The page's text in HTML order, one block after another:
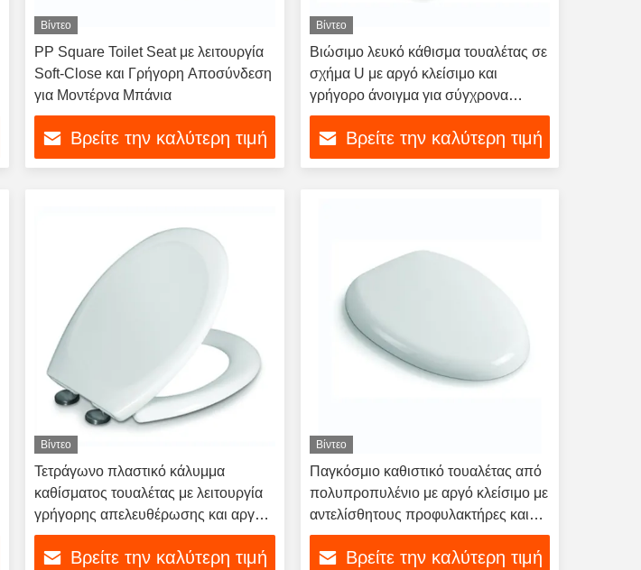
Βίντεο
PP Square Toilet Seat με λειτουργία
Soft-Close και Γρήγορη Αποσύνδεση
για Μοντέρνα Μπάνια
Βρείτε την καλύτερη τιμή
Βίντεο
Βιώσιμο λευκό κάθισμα τουαλέτας σε
σχήμα U με αργό κλείσιμο και
γρήγορο άνοιγμα για σύγχρονα
μπάνια
Βρείτε την καλύτερη τιμή
Βίντεο
Τετράγωνο πλαστικό κάλυμμα
καθίσματος τουαλέτας με λειτουργία
γρήγορης απελευθέρωσης και αργού
κλεισίματος
Βρείτε την καλύτερη τιμή
Βίντεο
Παγκόσμιο καθιστικό τουαλέτας από
πολυπροπυλένιο με αργό κλείσιμο με
αντελίσθητους προφυλακτήρες και
σύγχρονο σχεδιασμό
Βρείτε την καλύτερη τιμή